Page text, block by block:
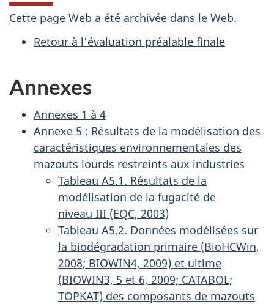
A
c
h
Cette page Web a été archivée dans le Web.
Retour à l'évaluation préalable finale
Annexes
Annexes 1 à 4
Annexe 5 : Résultats de la modélisation des
caractéristiques environnementales des
mazouts lourds restreints aux industries
Tableau A5.1. Résultats de la
modélisation de la fugacité de
niveau III (EQC, 2003)
Tableau A5.2. Données modélisées sur
la biodégradation primaire (BioHCWin,
2008; BIOWIN4, 2009) et ultime
(BIOWIN3, 5 et 6, 2009; CATABOL;
TOPKAT) des composants de mazouts